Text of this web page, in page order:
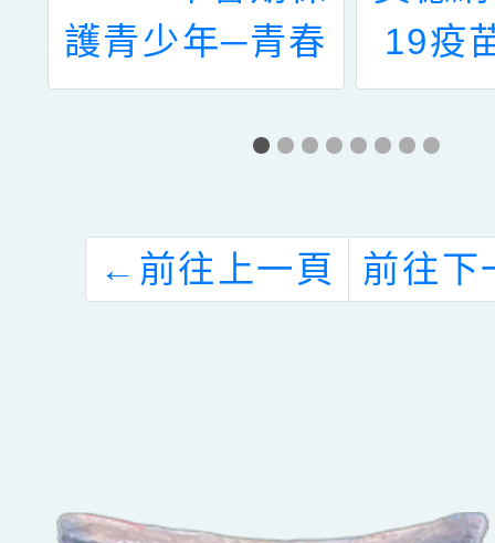
護青少年─青春
專案」- 生命教
育宣導
19疫
知、
書、
← 前往上一頁 前往下